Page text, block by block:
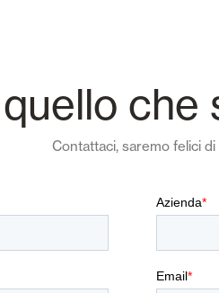
che
Contattaci, saremo felici di